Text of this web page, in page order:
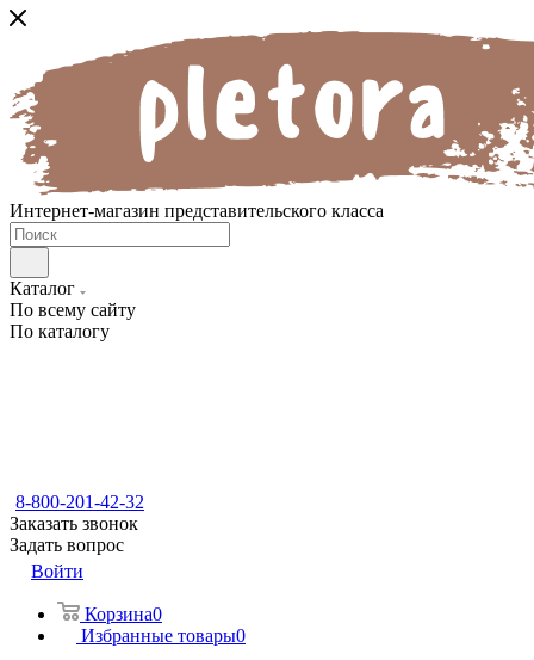
Интернет-магазин представительского класса
Каталог
По всему сайту
По каталогу
8-800-201-42-32
Заказать звонок
Задать вопрос
Войти
Корзина0
Избранные товары0